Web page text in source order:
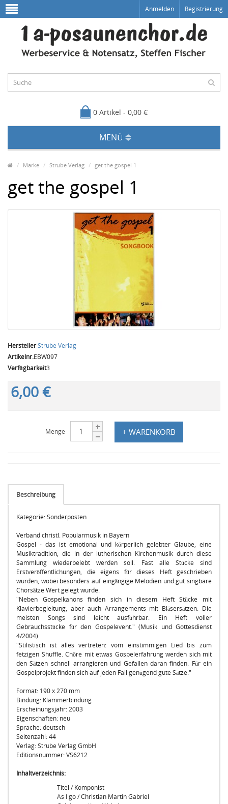
Anmelden Registrierung
0 Artikel - 0,00 €
MENÜ
Marke Strube Verlag get the gospel 1
get the gospel 1
HerstellerStrube Verlag
Artikelnr.EBW097
Verfügbarkeit3
6,00 €
Menge + WARENKORB
Beschreibung
Kategorie: Sonderposten
Verband christl. Popularmusik in Bayern
Gospel - das ist emotional und körperlich gelebter Glaube, eine
Musiktradition, die in der lutherischen Kirchenmusik durch diese
Sammlung wiederbelebt werden soll. Fast alle Stücke sind
Erstveröffentlichungen, die eigens für dieses Heft geschrieben
wurden, wobei besonders auf eingängige Melodien und gut singbare
Chorsätze Wert gelegt wurde.
"Neben Gospelkanons finden sich in diesem Heft Stücke mit
Klavierbegleitung, aber auch Arrangements mit Bläsersätzen. Die
meisten Songs sind leicht ausführbar. Ein Heft voller
Gebrauchsstücke für den Gospelevent." (Musik und Gottesdienst
4/2004)
"Stilistisch ist alles vertreten: vom einstimmigen Lied bis zum
fetzigen Shuffle. Chöre mit etwas Gospelerfahrung werden sich mit
den Sätzen schnell arrangieren und Gefallen daran finden. Für ein
Gospelprojekt finden sich auf jeden Fall genügend gute Sätze."
Format: 190 x 270 mm
Bindung: Klammerbindung
Erscheinungsjahr: 2003
Eigenschaften: neu
Sprache: deutsch
Seitenzahl: 44
Verlag: Strube Verlag GmbH
Editionsnummer: VS6212
Inhaltverzeichnis:
Titel / Komponist
As I go / Christian Martin Gabriel